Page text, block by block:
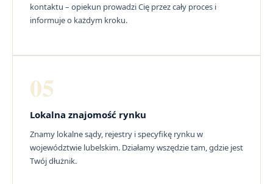
kontaktu – opiekun prowadzi Cię przez cały proces i
informuje o każdym kroku.
05
Lokalna znajomość rynku
Znamy lokalne sądy, rejestry i specyfikę rynku w
województwie lubelskim. Działamy wszędzie tam, gdzie jest
Twój dłużnik.